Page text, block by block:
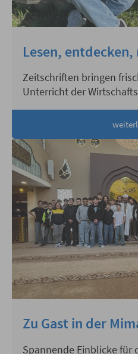
Lesen,
Zeitschriften bringen
Unterricht der
Zu Gast in der
Spannende Einblicke für